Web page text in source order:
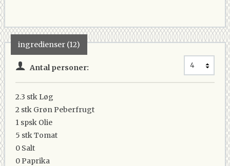
ingredienser (12)
Antal personer:
2.3 stk Løg
2 stk Grøn Peberfrugt
1 spsk Olie
5 stkTomat
0 Salt
0Paprika